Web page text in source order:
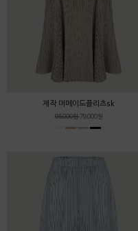
제작 머메이드플리츠sk
95,000원79,000원